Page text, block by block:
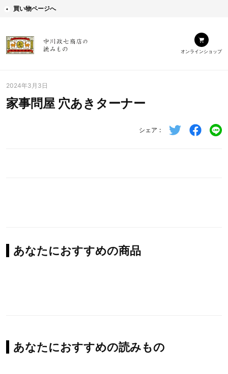
買い物ページへ
オンラインショップ
2024年3月3日
家事問屋 穴あきターナー
シェア
あなたにおすすめの商品
あなたにおすすめの読みもの